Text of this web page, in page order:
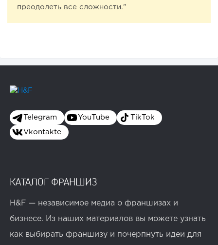
преодолеть все сложности.”
Telegram YouTube TikTok
Vkontakte
КАТАЛОГ ФРАНШИЗ
H&F — независимое медиа о франшизах и
бизнесе. Из наших материалов вы можете узнать
как выбирать франшизу и почерпнуть идеи для